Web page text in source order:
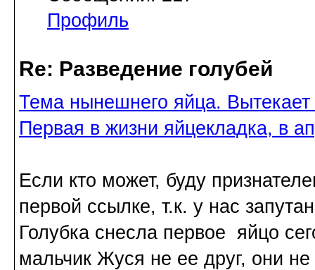
Профиль
Re: Разведение голубей
Тема нынешнего яйца.
Первая в жизни яйцекладка, в
Если кто может, буду
первой ссылке, т.к. у нас
Голубка снесла первое яйцо
мальчик Жуся не ее друг, они не